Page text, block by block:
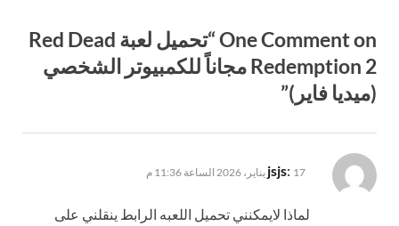
One Comment on “تحميل لعبة Red Dead
Redemption 2 مجاناً للكمبيوتر الشخصي
(ميديا فاير)”
يقولjsjs: 17 يناير، 2026 الساعة 11:36 م
لماذا لايمكنني تحميل اللعبه الرابط ينقلني على